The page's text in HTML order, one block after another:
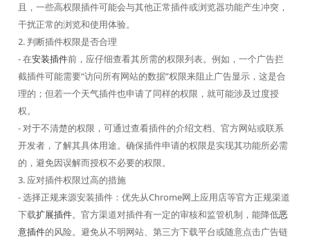
且，一些高权限插件可能会与其他正常插件或浏览器功能产生冲突，
干扰正常的浏览和使用体验。
2. 判断插件权限是否合理
- 在安装插件前，应仔细查看其所需的权限列表。例如，一个广告拦
截插件可能需要“访问所有网站的数据”权限来阻止广告显示，这是合
理的；但若一个天气插件也申请了同样的权限，就可能涉及过度授
权。
- 对于不清楚的权限，可通过查看插件的介绍文档、官方网站或联系
开发者，了解其具体用途。确保插件申请的权限是实现其功能所必需
的，避免因误解而授权不必要的权限。
3. 应对插件权限过高的措施
- 选择正规来源安装插件：优先从Chrome网上应用店等官方正规渠道
下载扩展插件。官方渠道对插件有一定的审核和监管机制，能降低恶
意插件的风险。避免从不明网站、第三方下载平台或随意点击广告链